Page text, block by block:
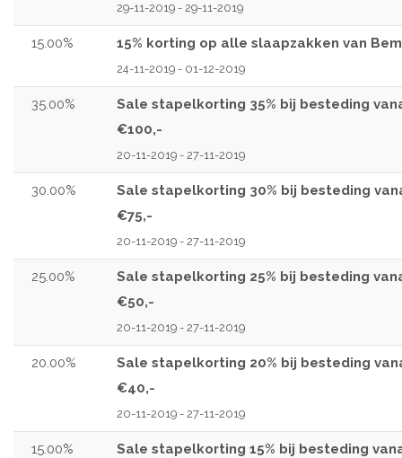
29-11-2019 - 29-11-2019
15.00% 15% korting op alle slaapzakken van
24-11-2019 - 01-12-2019
35.00%
Sale stapelkorting 35% bij besteding
€100,-
20-11-2019 - 27-11-2019
30.00%
Sale stapelkorting 30% bij besteding
€75,-
20-11-2019 - 27-11-2019
25.00%
Sale stapelkorting 25% bij besteding
€50,-
20-11-2019 - 27-11-2019
20.00%
Sale stapelkorting 20% bij besteding
€40,-
20-11-2019 - 27-11-2019
15.00%
Sale stapelkorting 15% bij besteding